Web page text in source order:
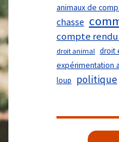
animaux de
chasse
compte
droit animal droit
expérimentation
loup politique